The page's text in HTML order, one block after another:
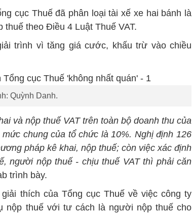
cục Thuế đã phân loại tài xế xe hai bánh là
theo Điều 4 Luật Thuế VAT.
trình vì tăng giá cước, khấu trừ vào chiều
Quỳnh Danh.
và nộp thuế VAT trên toàn bộ doanh thu của
chung của tổ chức là 10%. Nghị định 126
pháp kê khai, nộp thuế; còn việc xác định
người nộp thuế - chịu thuế VAT thì phải căn
trình bày.
giải thích của Tổng cục Thuế về việc công ty
nộp thuế với tư cách là người nộp thuế cho